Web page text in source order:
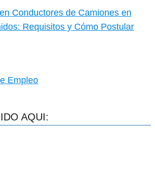
Conductores de Camiones en
Requisitos y Cómo Postular
Empleo
AQUI: